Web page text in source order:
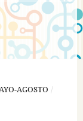
AGOSTO /